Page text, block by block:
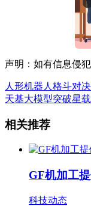
声明：如有信息侵
人形机器人格斗对
天基大模型突破星
相关推荐
GF机加工
科技动态